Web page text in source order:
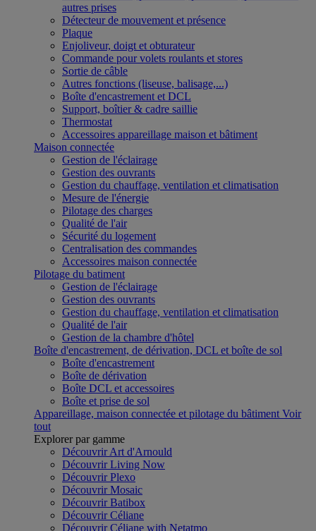
autres prises
Détecteur de mouvement et présence
Plaque
Enjoliveur, doigt et obturateur
Commande pour volets roulants et stores
Sortie de câble
Autres fonctions (liseuse, balisage,...)
Boîte d'encastrement et DCL
Support, boîtier & cadre saillie
Thermostat
Accessoires appareillage maison et bâtiment
Maison connectée
Gestion de l'éclairage
Gestion des ouvrants
Gestion du chauffage, ventilation et climatisation
Mesure de l'énergie
Pilotage des charges
Qualité de l'air
Sécurité du logement
Centralisation des commandes
Accessoires maison connectée
Pilotage du batiment
Gestion de l'éclairage
Gestion des ouvrants
Gestion du chauffage, ventilation et climatisation
Qualité de l'air
Gestion de la chambre d'hôtel
Boîte d'encastrement, de dérivation, DCL et boîte de sol
Boîte d'encastrement
Boîte de dérivation
Boîte DCL et accessoires
Boîte et prise de sol
Appareillage, maison connectée et pilotage du bâtiment Voir
tout
Explorer par gamme
Découvrir Art d'Arnould
Découvrir Living Now
Découvrir Plexo
Découvrir Mosaic
Découvrir Batibox
Découvrir Céliane
Découvrir Céliane with Netatmo